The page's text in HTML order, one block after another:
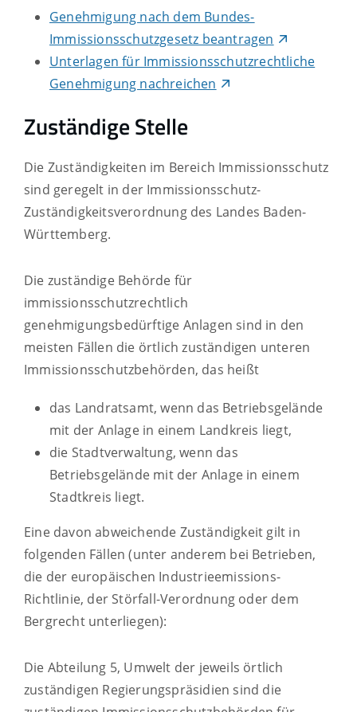
Genehmigung nach dem Bundes-
Immissionsschutzgesetz beantragen
Unterlagen für Immissionsschutzrechtliche
Genehmigung nachreichen
Zuständige Stelle
Die Zuständigkeiten im Bereich Immissionsschutz
sind geregelt in der Immissionsschutz-
Zuständigkeitsverordnung des Landes Baden-
Württemberg.
Die zuständige Behörde für
immissionsschutzrechtlich
genehmigungsbedürftige Anlagen sind in den
meisten Fällen die örtlich zuständigen unteren
Immissionsschutzbehörden, das heißt
das Landratsamt, wenn das Betriebsgelände
mit der Anlage in einem Landkreis liegt,
die Stadtverwaltung, wenn das
Betriebsgelände mit der Anlage in einem
Stadtkreis liegt.
Eine davon abweichende Zuständigkeit gilt in
folgenden Fällen (unter anderem bei Betrieben,
die der europäischen Industrieemissions-
Richtlinie, der Störfall-Verordnung oder dem
Bergrecht unterliegen):
Die Abteilung 5, Umwelt der jeweils örtlich
zuständigen Regierungspräsidien sind die